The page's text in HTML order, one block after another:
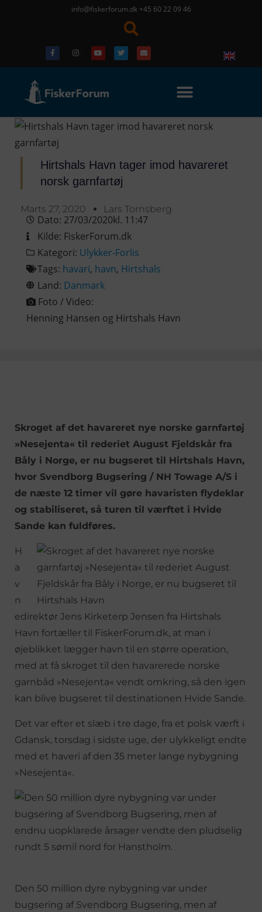
info@fiskerforum.dk +45 60 22 09 46
Hirtshals Havn tager imod havareret
norsk garnfartøj
Marts 27, 2020 Lars Tornsberg
Dato: 27/03/2020kl. 11:47
Kilde: FiskerForum.dk
Kategori: Ulykker-Forlis
Tags: havari, havn, Hirtshals
Land: Danmark
Foto / Video:
Henning Hansen og Hirtshals Havn
Skroget af det havareret nye norske garnfartøj
»Nesejenta« til rederiet August Fjeldskår fra
Båly i Norge, er nu bugseret til Hirtshals Havn,
hvor Svendborg Bugsering / NH Towage A/S i
de næste 12 timer vil gøre havaristen flydeklar
og stabiliseret, så turen til værftet i Hvide
Sande kan fuldføres.
H
a
v
n
edirektør Jens Kirketerp Jensen fra Hirtshals
Havn fortæller til FiskerForum.dk, at man i
øjeblikket lægger havn til en større operation,
med at få skroget til den havarerede norske
garnbåd »Nesejenta« vendt omkring, så den igen
kan blive bugseret til destinationen Hvide Sande.
Det var efter et slæb i tre dage, fra et polsk værft i
Gdansk, torsdag i sidste uge, der ulykkeligt endte
med et haveri af den 35 meter lange nybygning
»Nesejenta«.
Den 50 million dyre nybygning var under
bugsering af Svendborg Bugsering, men af